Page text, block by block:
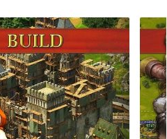
些元素更有自己独创的一些手游